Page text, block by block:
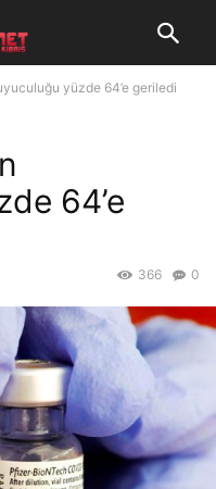
yüzde 64’e geriledi
64’e
0
366